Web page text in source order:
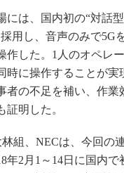
は、国内初の“対話
用し、音声のみで5G
作した。1人のオペレ
時に操作することが実
者の不足を補い、作業
証明した。
組、NECは、今回の
年2月1～14日に国内で